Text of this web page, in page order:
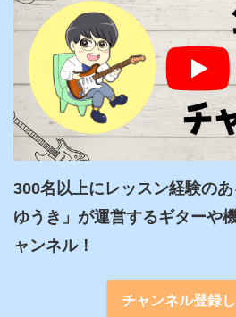
300名以上にレッスン経験の
ゆうき」が運営するギターや
ャンネル！
チャンネル登録